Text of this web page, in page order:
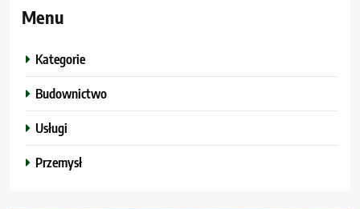
Menu
Kategorie
Budownictwo
Usługi
Przemysł